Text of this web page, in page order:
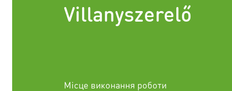
Villanyszerelő
Місце виконання роботи